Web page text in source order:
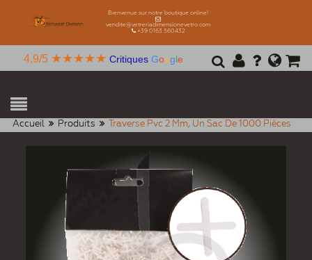
Bienvenue sur notre boutique online!
vendite@vetreriadimensionevetro.com
+39 0163 560432
4,9/5 ★★★★★ Critiques Google
Accueil Produits Traverse Pvc 2 Mm, Un Sac De 1000 Pièces